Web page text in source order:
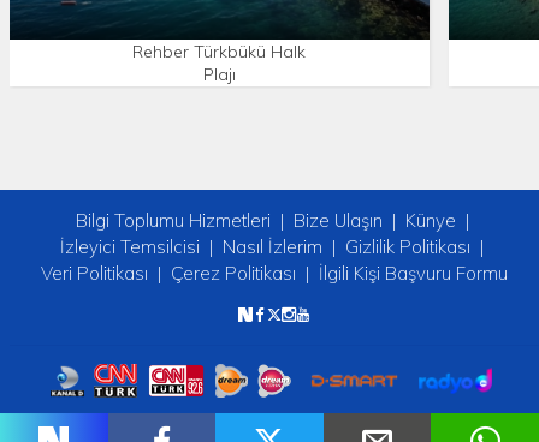
Rehber Türkbükü Halk
Plajı
Bilgi Toplumu Hizmetleri Bize Ulaşın
Künye
İzleyici Temsilcisi
Nasıl İzlerim
Gizlilik Politikası
Veri Politikası
Çerez Politikası İlgili Kişi Başvuru Formu